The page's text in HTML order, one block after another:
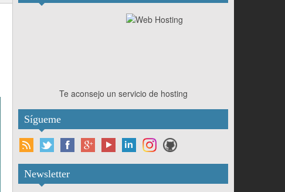
Te aconsejo un servicio de hosting
Sígueme
Newsletter